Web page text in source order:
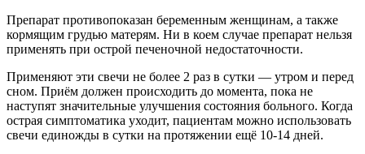
Препарат противопоказан беременным женщинам, а также
кормящим грудью матерям. Ни в коем случае препарат нельзя
применять при острой печеночной недостаточности.
Применяют эти свечи не более 2 раз в сутки — утром и перед
сном. Приём должен происходить до момента, пока не
наступят значительные улучшения состояния больного. Когда
острая симптоматика уходит, пациентам можно использовать
свечи единожды в сутки на протяжении ещё 10-14 дней.